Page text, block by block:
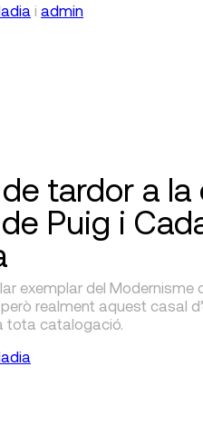
i admin
tardor a la
Puig i
exemplar del Modernisme
realment aquest casal
tota catalogació.